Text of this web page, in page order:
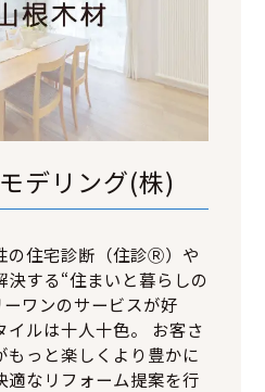
デリング(株)
の住宅診断（住診Ⓡ）や
する“住まいと暮らしの
ワンのサービスが好
イルは十人十色。 お客さ
もっと楽しくより豊かに
適なリフォーム提案を行